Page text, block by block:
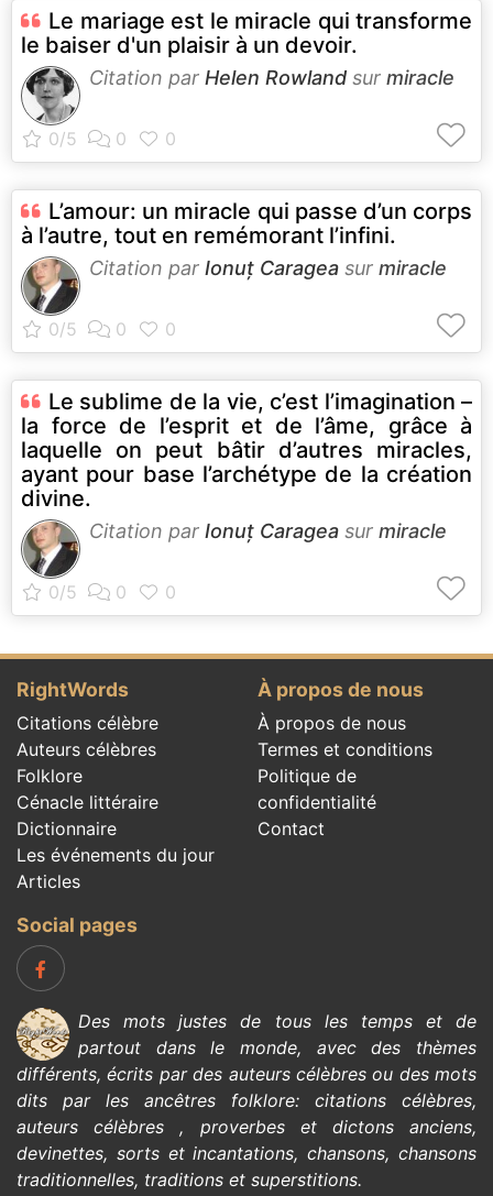
Le mariage est le miracle qui transforme
le baiser d'un plaisir à un devoir.
Citation par Helen Rowland sur miracle
L’amour: un miracle qui passe d’un corps
à l’autre, tout en remémorant l’infini.
Citation par Ionuț Caragea sur miracle
Le sublime de la vie, c’est l’imagination –
la force de l’esprit et de l’âme, grâce à
laquelle on peut bâtir d’autres miracles,
ayant pour base l’archétype de la création
divine.
Citation par Ionuț Caragea sur miracle
RightWords
Citations célèbre
Auteurs célèbres
Folklore
Cénacle littéraire
Dictionnaire
Les événements du jour
Articles
À propos de nous
À propos de nous
Termes et conditions
Politique de
confidentialité
Contact
Social pages
Des mots justes de tous les temps et de
partout dans le monde, avec des thèmes
différents, écrits par des auteurs célèbresou des mots
dits par les ancêtres folklore: citations célèbres,
auteurs célèbres
, proverbes et dictons anciens,
devinettes, sorts et incantations,chansons,chansons
traditionnelles, traditions et superstitions.